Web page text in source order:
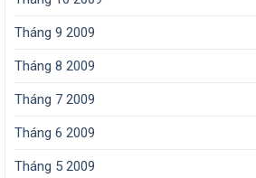
Tháng 9 2009
Tháng 8 2009
Tháng 7 2009
Tháng 6 2009
Tháng 5 2009